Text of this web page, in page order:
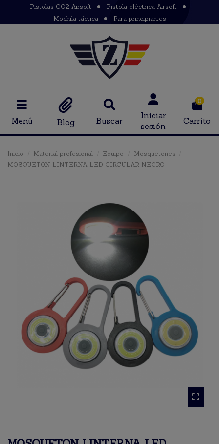
Pistolas CO2 Airsoft
Pistola eléctrica Airsoft
Mochila táctica
Para principiantes
Menú Blog Buscar
Iniciar
sesión
0
Carrito
Inicio Material profesional Equipo
Mosquetones
MOSQUETON LINTERNA LED CIRCULAR NEGRO